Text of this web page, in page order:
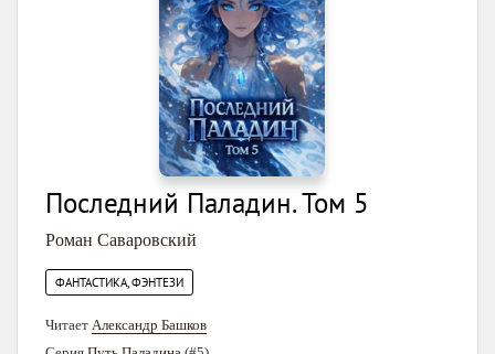
Последний Паладин. Том 5
Роман Саваровский
ФАНТАСТИКА, ФЭНТЕЗИ
Читает Александр Башков